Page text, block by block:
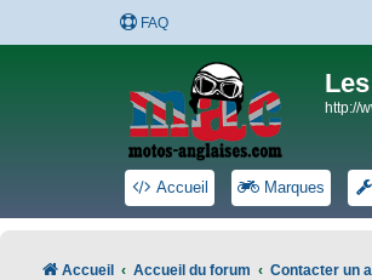
FAQ
http://
Accueil Marques
Accueil Accueil du forum Contacter un